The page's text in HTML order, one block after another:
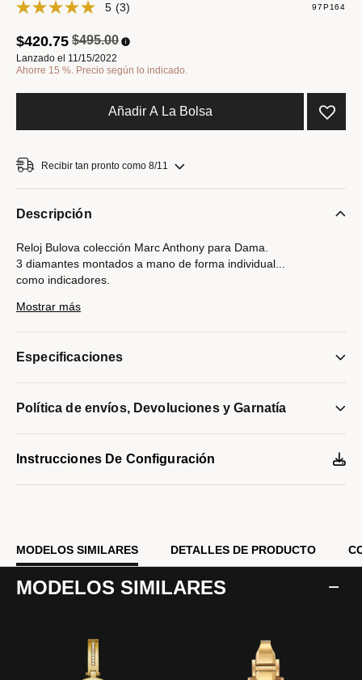
5 (3) 97P164
Precio reducido de
$495.00a
$420.75
Lanzado el 11/15/2022
Ahorre 15 %. Precio según lo indicado.
Añadir A La Bolsa
Recibir tan pronto como 8/11
Descripción
Reloj Bulova colección Marc Anthony para Dama.
3 diamantes montados a mano de forma individual
como indicadores.
Caja y brazalete realizados en acero inoxidable acabado PVD
en posición de la 1,3 y 5 Hrs.
grabados en tapa trasera.
Modelo #:97P164
Mostrar más
Especificaciones
Política de envíos, Devoluciones y Garnatía
Instrucciones De Configuración
MODELOS SIMILARES DETALLES DE PRODUCTO
MODELOS SIMILARES